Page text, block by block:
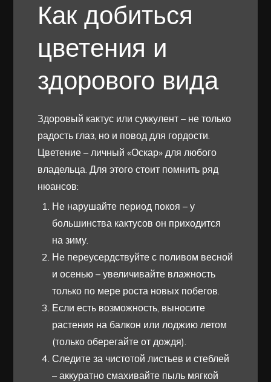
Как добиться
цветения и
здорового вида
Здоровый кактус или суккулент – не только
радость глаз, но и повод для гордости.
Цветение – личный «Оскар» для любого
владельца. Для этого стоит помнить ряд
нюансов:
Не нарушайте период покоя – у
большинства кактусов он приходится
на зиму.
Не переусердствуйте с поливом весной
и осенью – увеличивайте влажность
только по мере роста новых побегов.
Если есть возможность, выносите
растения на балкон или лоджию летом
(только оберегайте от дождя).
Следите за чистотой листьев и стеблей
– аккуратно смахивайте пыль мягкой